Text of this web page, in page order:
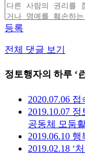
등록
전체 댓글 보기
정토행자의 하루 ‘
2020.07.06
2019.10.07
공동체 모둠
2019.06.10
2019.02.18 ‘